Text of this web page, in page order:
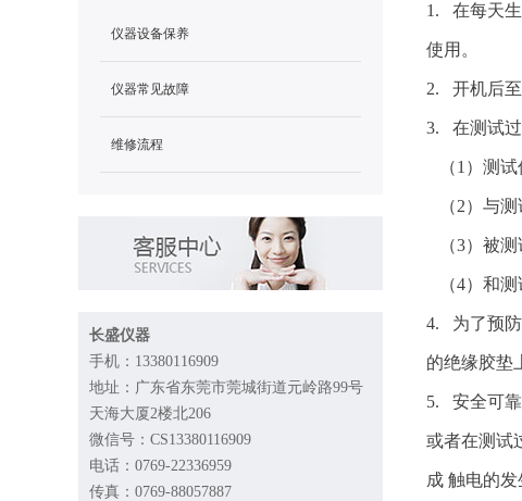
仪器设备保养
仪器常见故障
维修流程
长盛仪器
手机：13380116909
地址：广东省东莞市莞城街道元岭路99号
天海大厦2楼北206
微信号：CS13380116909
电话：0769-22336959
传真：0769-88057887
1. 在每天生
使用。
2. 开机后至
3. 在测试过
（1）测试
（2）与测
（3）被测
（4）和测
4. 为了预防
的绝缘胶垫
5. 安全可靠
或者在测试
成 触电的